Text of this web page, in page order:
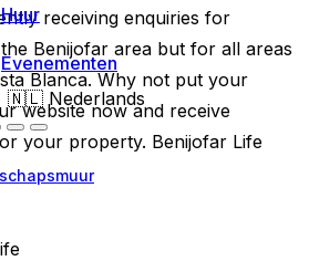
Huur
Evenementen
🇳🇱Nederlands
receiving enquiries for
Benijofar area but for all areas
Blanca. Why not put your
website now and receive
your property. Benijofar Life